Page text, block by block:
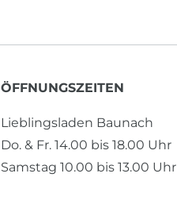
ÖFFNUNGSZEITEN
Lieblingsladen Baunach
Do. & Fr. 14.00 bis 18.00 Uhr
Samstag 10.00 bis 13.00 Uhr